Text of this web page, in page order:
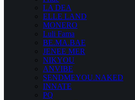
LA DEA
ELLE LAND
MONERO
Luli Fama
BE.MA.BAE
JENEE MER
NIKYOU
ANVIBE
SENDMEYOU.NAKED
INNATE
PQ